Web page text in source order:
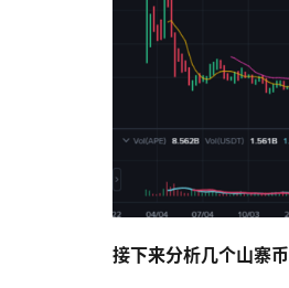
接下来分析几个山寨币